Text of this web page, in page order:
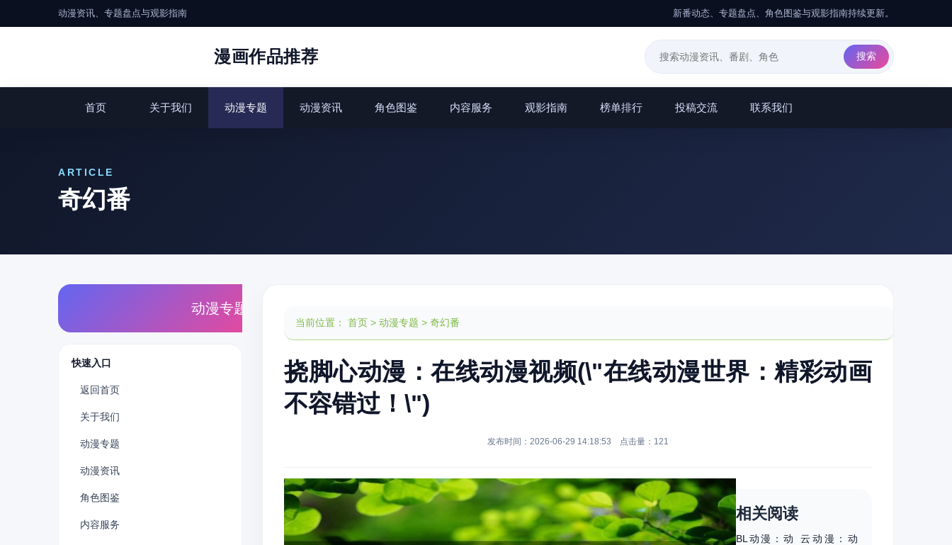
动漫资讯、专题盘点与观影指南 新番动态、专题盘点、角色图鉴与观影指南持续更新。
漫画作品推荐
首页 关于我们 动漫专题 动漫资讯 角色图鉴 内容服务 观影指南 榜单排行 投稿交流 联系我们
ARTICLE
奇幻番
动漫专题
快速入口
返回首页
关于我们
动漫专题
动漫资讯
角色图鉴
内容服务
当前位置： 首页 > 动漫专题 > 奇幻番
挠脚心动漫：在线动漫视频(\"在线动漫世界：精彩动画
不容错过！\")
发布时间：2026-06-29 14:18:53 点击量： 121
相关阅读
BL动漫：动
云动漫：动